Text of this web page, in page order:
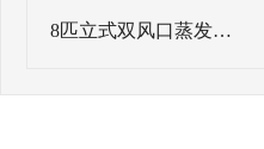
8匹立式双风口蒸发…